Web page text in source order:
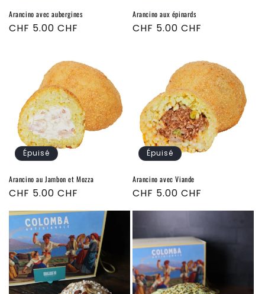
Arancino avec aubergines
Prix
CHF 5.00 CHF
Arancino aux épinards
Prix
CHF 5.00 CHF
Épuisé
Arancino au Jambon et Mozza
Prix
habituel
CHF 5.00 CHF
Épuisé
Arancino avec Viande
Prix
habituel
CHF 5.00 CHF